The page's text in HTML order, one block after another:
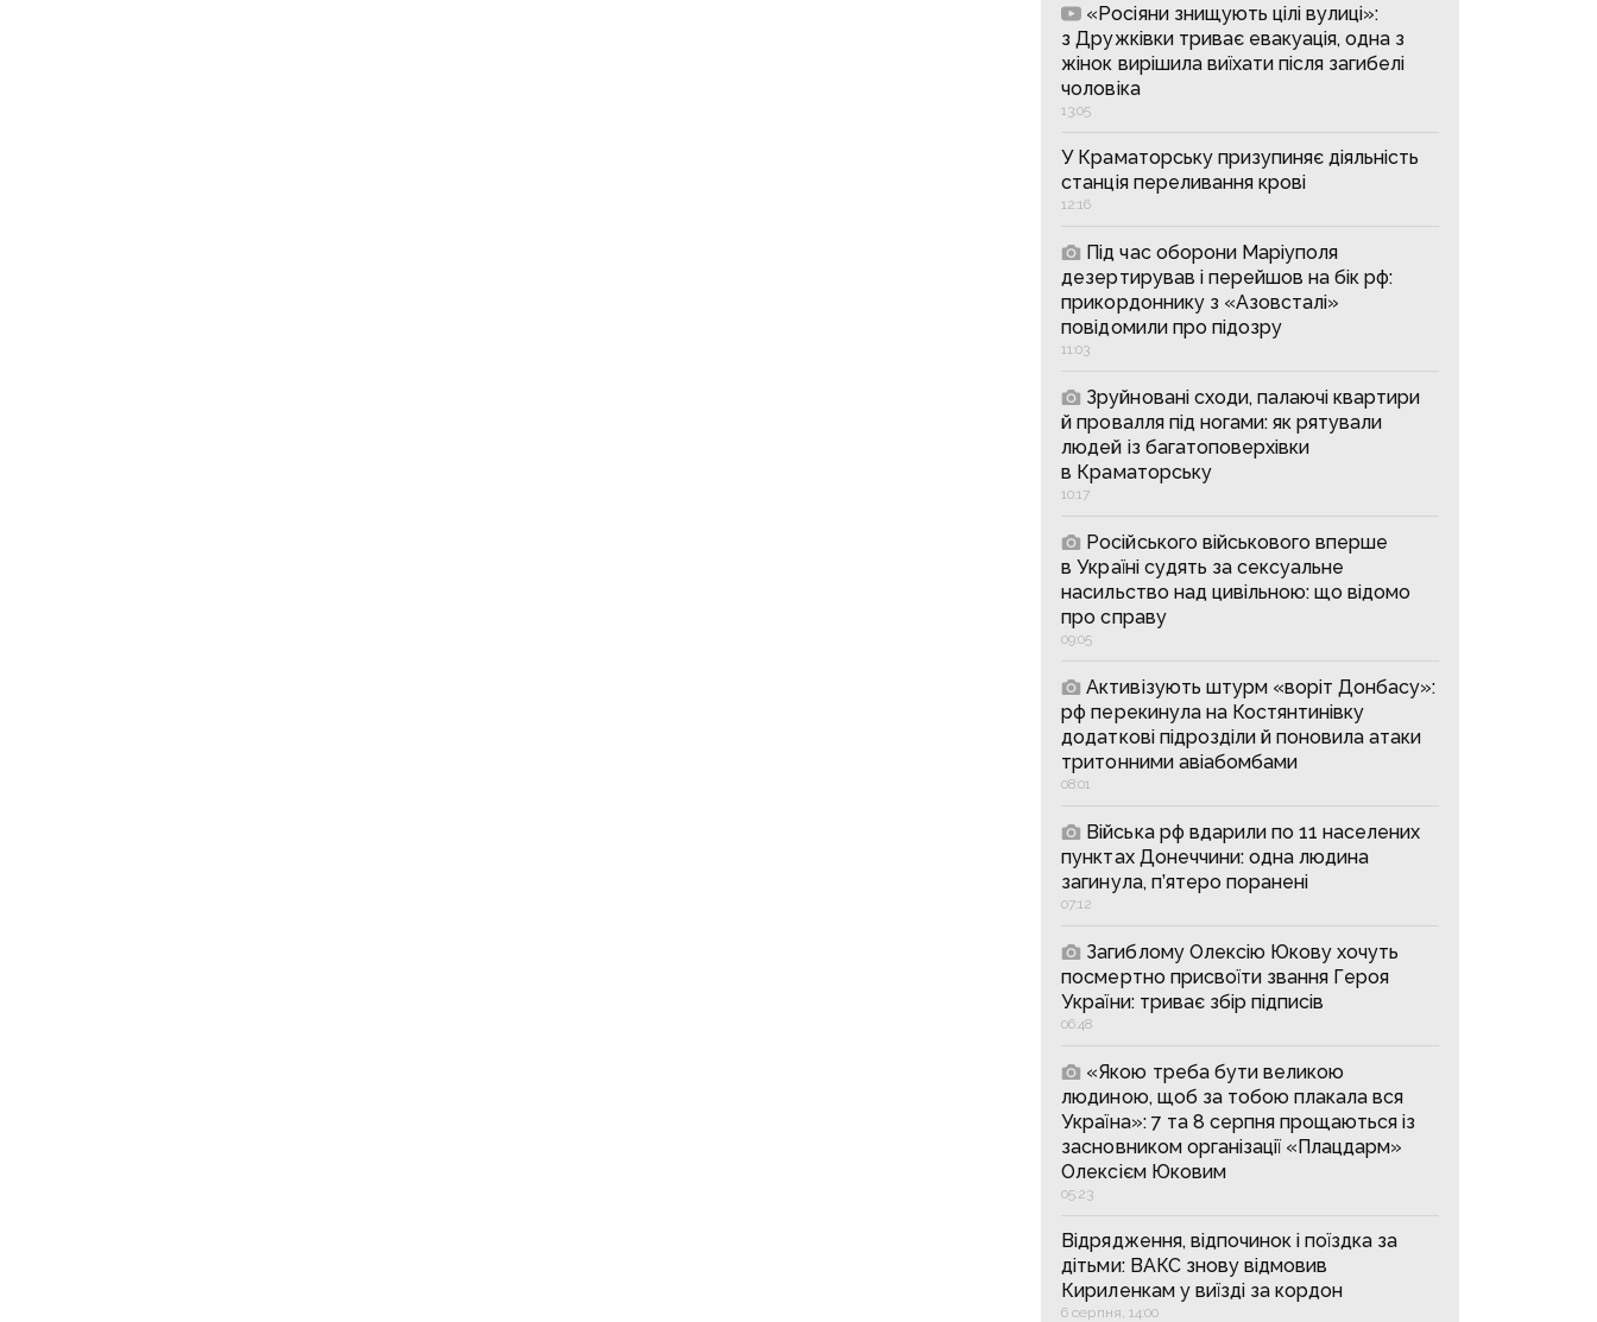
«Росіяни знищують цілі вулиці»:
з Дружківки триває евакуація, одна з
жінок вирішила виїхати після загибелі
чоловіка
13:05
У Краматорську призупиняє діяльність
станція переливання крові
12:16
Під час оборони Маріуполя
дезертирував і перейшов на бік рф:
прикордоннику з «Азовсталі»
повідомили про підозру
11:03
Зруйновані сходи, палаючі квартири
й провалля під ногами: як рятували
людей із багатоповерхівки
в Краматорську
10:17
Російського військового вперше
в Україні судять за сексуальне
насильство над цивільною: що відомо
про справу
09:05
Активізують штурм «воріт Донбасу»:
рф перекинула на Костянтинівку
додаткові підрозділи й поновила атаки
тритонними авіабомбами
08:01
Війська рф вдарили по 11 населених
пунктах Донеччини: одна людина
загинула, п’ятеро поранені
07:12
Загиблому Олексію Юкову хочуть
посмертно присвоїти звання Героя
України: триває збір підписів
06:48
«Якою треба бути великою
людиною, щоб за тобою плакала вся
Україна»: 7 та 8 серпня прощаються із
засновником організації «Плацдарм»
Олексієм Юковим
05:23
Відрядження, відпочинок і поїздка за
дітьми: ВАКС знову відмовив
Кириленкам у виїзді за кордон
6 серпня, 14:00